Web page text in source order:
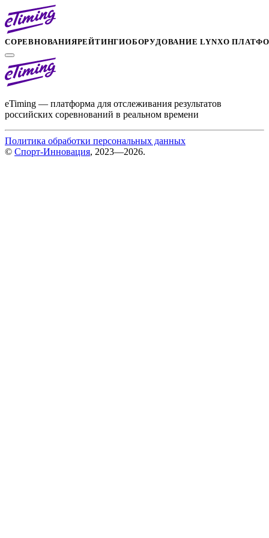
СОРЕВНОВАНИЯРЕЙТИНГИОБОРУДОВАНИЕ LYNXО
eTiming — платформа для отслеживания результатов
российских соревнований в реальном времени
Политика обработки персональных данных
© Спорт-Инновация, 2023—2026.